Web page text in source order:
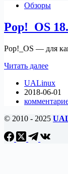
Обзоры
Pop!_OS
Pop!_OS — для
Читать далее
LTS
—
что
UALinux
2018-06-01
© 2010 - 2025